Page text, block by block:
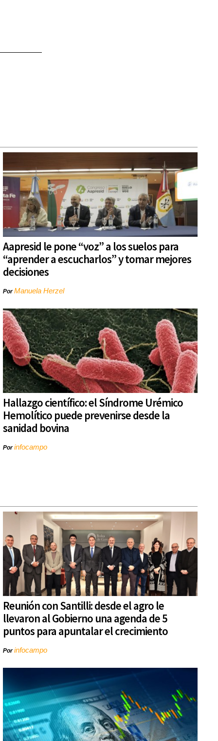
Aapresid le pone “voz” a los suelos para
“aprender a escucharlos” y tomar mejores
decisiones
PorManuela Herzel
Hallazgo científico: el Síndrome Urémico
Hemolítico puede prevenirse desde la
sanidad bovina
Porinfocampo
Reunión con Santilli: desde el agro le
llevaron al Gobierno una agenda de 5
puntos para apuntalar el crecimiento
Porinfocampo